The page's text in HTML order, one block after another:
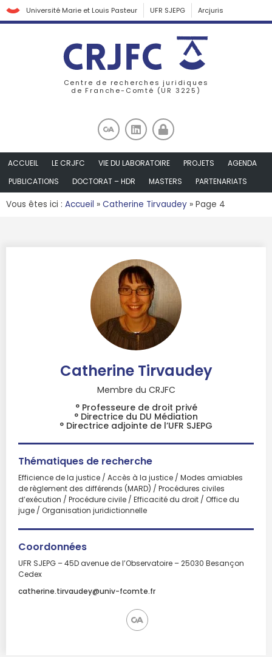
Université Marie et Louis Pasteur UFR SJEPG Arcjuris
Centre de recherches juridiques
de Franche-Comté (UR 3225)
ACCUEIL LE CRJFC VIE DU LABORATOIRE PROJETS
AGENDA
PUBLICATIONS
DOCTORAT – HDR MASTERS PARTENARIATS
Vous êtes ici : Accueil » Catherine Tirvaudey » Page 4
Catherine Tirvaudey
Membre du CRJFC
° Professeure de droit privé
° Directrice du DU Médiation
° Directrice adjointe de l’UFR SJEPG
Thématiques de recherche
Efficience de la justice / Accès à la justice / Modes amiables
de règlement des différends (MARD) / Procédures civiles
d’exécution / Procédure civile / Efficacité du droit / Office du
juge / Organisation juridictionnelle
Coordonnées
UFR SJEPG – 45D avenue de l’Observatoire – 25030 Besançon
Cedex
catherine.tirvaudey@univ-fcomte.fr